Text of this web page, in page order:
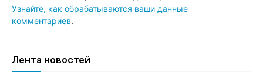
Узнайте, как обрабатываются ваши данные
комментариев.
Лента новостей